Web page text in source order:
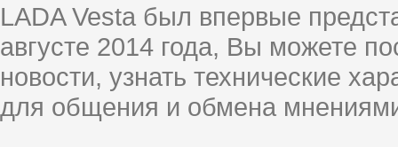
LADA Vesta был впервые
августе 2014 года, Вы можете
новости, узнать технические
для общения и обмена